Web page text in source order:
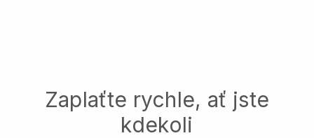
Zaplaťte rychle, ať jste
kdekoli